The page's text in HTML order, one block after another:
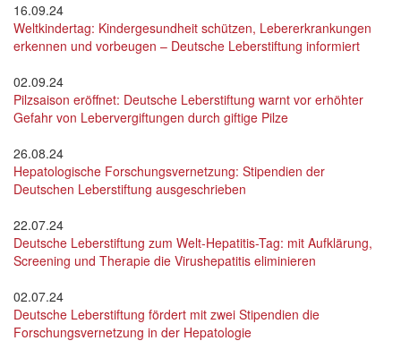
16.09.24
Weltkindertag: Kindergesundheit schützen, Lebererkrankungen
erkennen und vorbeugen – Deutsche Leberstiftung informiert
02.09.24
Pilzsaison eröffnet: Deutsche Leberstiftung warnt vor erhöhter
Gefahr von Lebervergiftungen durch giftige Pilze
26.08.24
Hepatologische Forschungsvernetzung: Stipendien der
Deutschen Leberstiftung ausgeschrieben
22.07.24
Deutsche Leberstiftung zum Welt-Hepatitis-Tag: mit Aufklärung,
Screening und Therapie die Virushepatitis eliminieren
02.07.24
Deutsche Leberstiftung fördert mit zwei Stipendien die
Forschungsvernetzung in der Hepatologie